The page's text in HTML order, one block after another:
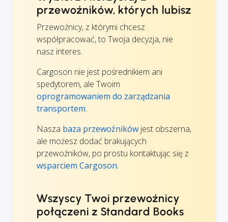
przewoźników, których lubisz
Przewoźnicy, z którymi chcesz
współpracować, to Twoja decyzja, nie
nasz interes.
Cargoson nie jest pośrednikiem ani
spedytorem, ale Twoim
oprogramowaniem do zarządzania
transportem.
Nasza baza przewoźników jest obszerna,
ale możesz dodać brakujących
przewoźników, po prostu kontaktując się z
wsparciem Cargoson.
Wszyscy Twoi przewoźnicy
połączeni z Standard Books